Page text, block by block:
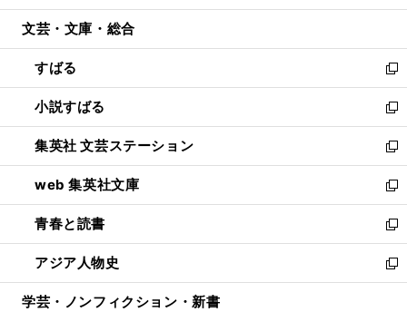
開
ウ
開
く
ン
ウ
で
開
く
ウ
ン
ド
ウ
で
開
く
文芸・文庫・総合
すばる
新
し
い
ウ
ィ
ン
ド
ウ
で
開
く
小説すばる
新
し
い
ウ
ィ
ン
ド
ウ
で
開
集英社 文芸ステーション
新
し
い
ウ
ィ
ン
ド
ウ
web 集英社文庫
新
し
い
ウ
ィ
ン
青春と読書
新
し
い
ウ
アジア人物史
新
し
学芸・ノンフィクション・新書